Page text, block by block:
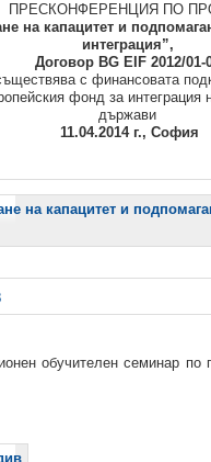
ПРЕСКОНФЕРЕНЦИЯ ПО
на капацитет и
интеграция”,
Договор BG EIF 2012/01-
с финансовата
фонд за интеграция
държави
11.04.2014 г., София
капацитет и
обучителен семинар по